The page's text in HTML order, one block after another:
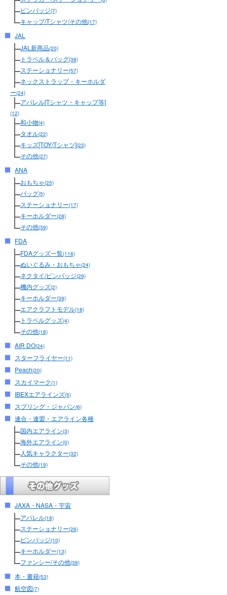
ピンバッジ(7)
キャップ/Tシャツ/その他(17)
JAL
JAL新商品(20)
トラベル＆バッグ(38)
ステーショナリー(57)
ネックストラップ・キーホルダ
ー(24)
アパレル[Tシャツ・キャップ等]
(12)
和小物(4)
タオル(22)
キッズ[TOY/Tシャツ](23)
その他(27)
ANA
おもちゃ(25)
バッグ(5)
ステーショナリー(17)
キーホルダー(28)
その他(39)
FDA
FDAグッズ一覧(116)
ぬいぐるみ・おもちゃ(24)
ネクタイ/ピンバッジ(29)
機内グッズ(2)
キーホルダー(39)
エアクラフトモデル(18)
トラベルグッズ(4)
その他(18)
AIR DO(24)
スターフライヤー(11)
Peach(20)
スカイマーク(1)
IBEXエアラインズ(5)
スプリング・ジャパン(6)
連合・連盟・エアライン各種
国内エアライン(3)
海外エアライン(0)
人気キャラクター(32)
その他(19)
JAXA・NASA・宇宙
アパレル(18)
ステーショナリー(26)
ピンバッジ(10)
キーホルダー(13)
ファンシー/その他(38)
本・書籍(53)
航空図(7)